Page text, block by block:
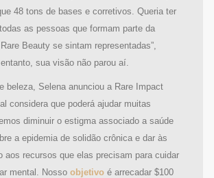
48 tons de bases e corretivos. Queria ter
as pessoas que formam parte da
Beauty se sintam representadas”,
sua visão não parou aí.
beleza, Selena anunciou a Rare Impact
considera que poderá ajudar muitas
diminuir o estigma associado a saúde
a epidemia de solidão crônica e dar às
aos recursos que elas precisam para cuidar
mental. Nosso objetivo é arrecadar $100